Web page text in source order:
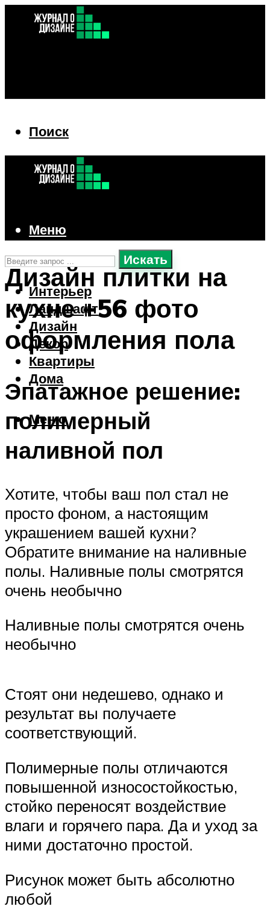
Поиск
Искать
Интерьер
Ландшафт
Дизайн
Декор
Квартиры
Дома
Меню
Меню
Дизайн плитки на
кухне +56 фото
оформления пола
Эпатажное решение:
полимерный
наливной пол
Хотите, чтобы ваш пол стал не
просто фоном, а настоящим
украшением вашей кухни?
Обратите внимание на наливные
полы. Наливные полы смотрятся
очень необычно
Наливные полы смотрятся очень
необычно
Стоят они недешево, однако и
результат вы получаете
соответствующий.
Полимерные полы отличаются
повышенной износостойкостью,
стойко переносят воздействие
влаги и горячего пара. Да и уход за
ними достаточно простой.
Рисунок может быть абсолютно
любой